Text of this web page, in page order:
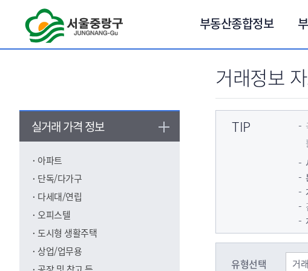
부동산종합정보
실거래 가격 정보
아파트
단독/다가구
다세대/연립
오피스텔
도시형 생활주택
상업/업무용
거래정보
TIP
유형선택